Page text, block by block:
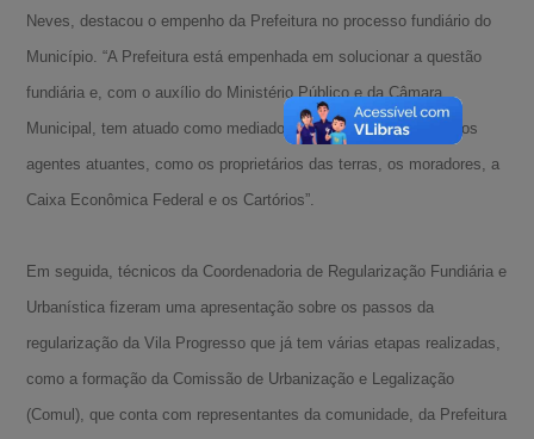
Neves, destacou o empenho da Prefeitura no processo fundiário do
Município. “A Prefeitura está empenhada em solucionar a questão
fundiária e, com o auxílio do Ministério Público e da Câmara
Municipal, tem atuado como mediadora constante entre os vários
agentes atuantes, como os proprietários das terras, os moradores, a
Caixa Econômica Federal e os Cartórios”.
Em seguida, técnicos da Coordenadoria de Regularização Fundiária e
Urbanística fizeram uma apresentação sobre os passos da
regularização da Vila Progresso que já tem várias etapas realizadas,
como a formação da Comissão de Urbanização e Legalização
(Comul), que conta com representantes da comunidade, da Prefeitura